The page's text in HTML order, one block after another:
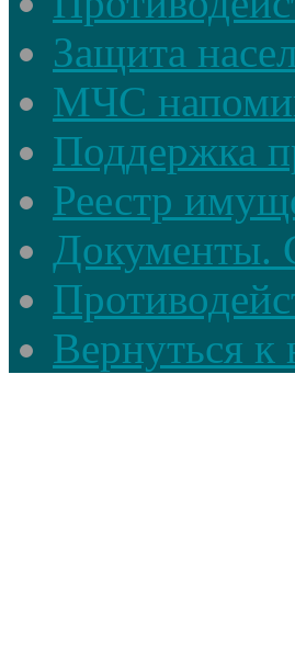
Защита
МЧС
Поддержка
Реестр
Документы.
Вернуться к